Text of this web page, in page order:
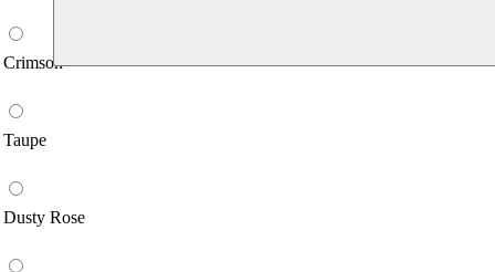
Crimson
Taupe
Dusty Rose